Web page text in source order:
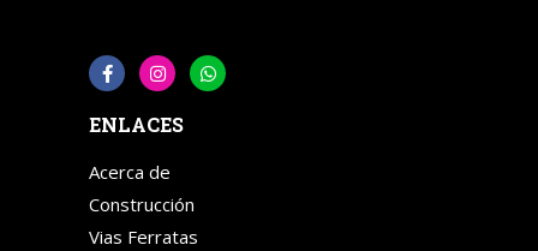
ENLACES
Acerca de
Construcción
Vias Ferratas